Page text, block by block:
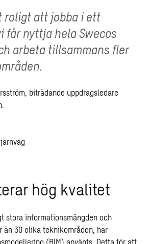
roligt att jobba i ett
får nyttja hela Swecos
arbeta tillsammans fler
biträdande uppdragsledare
hög kvalitet
stora informationsmängden och
än 30 olika teknikområden, har
(BIM) använts. Detta för att